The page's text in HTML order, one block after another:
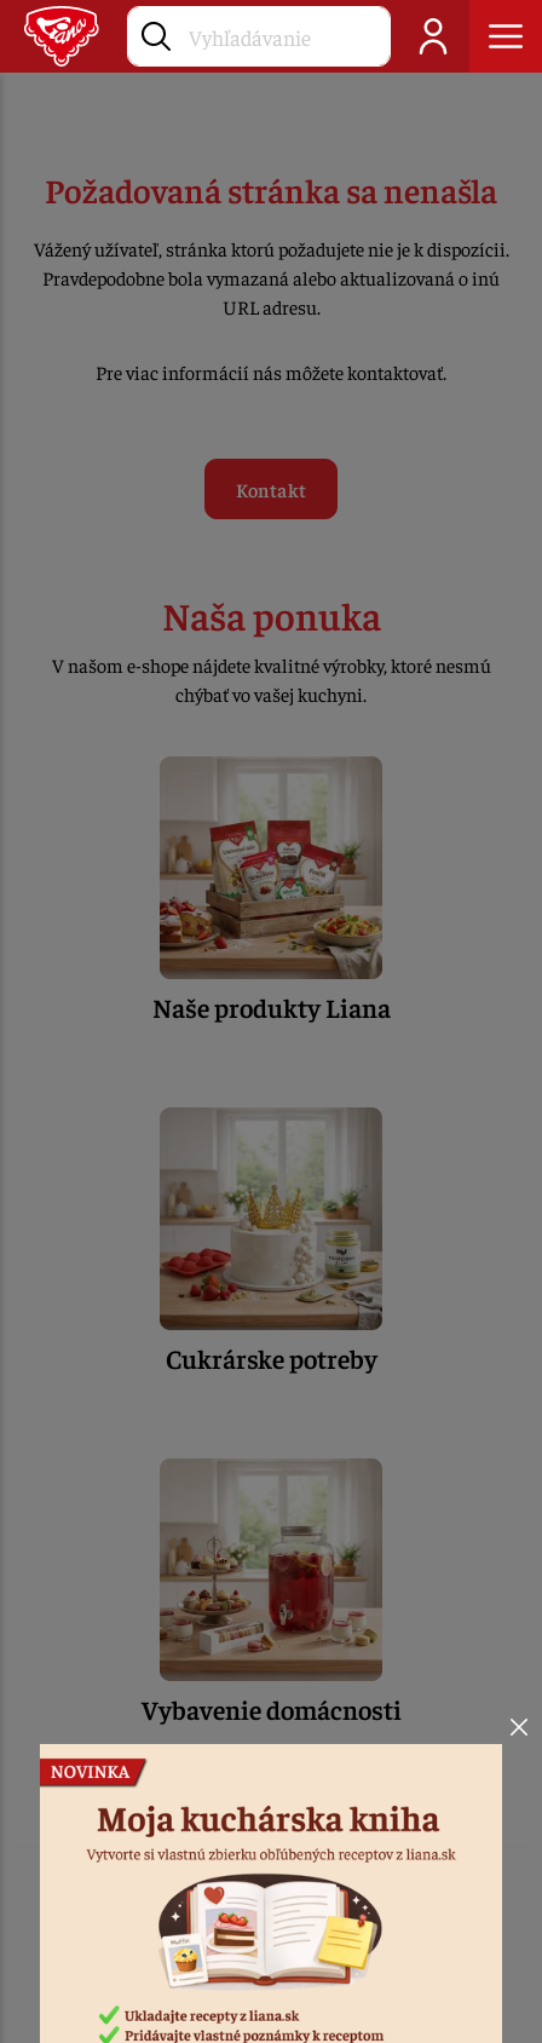
Požadovaná stránka sa nenašla
Vážený užívateľ, stránka ktorú požadujete nie je k dispozícii.
Pravdepodobne bola vymazaná alebo aktualizovaná o inú
URL adresu.
Pre viac informácií nás môžete kontaktovať.
Kontakt
Naša ponuka
V našom e-shope nájdete kvalitné výrobky, ktoré nesmú
chýbať vo vašej kuchyni.
Naše produkty Liana
Cukrárske potreby
Vybavenie domácnosti
DO 1-2 PRACOVNÝCH DNÍ